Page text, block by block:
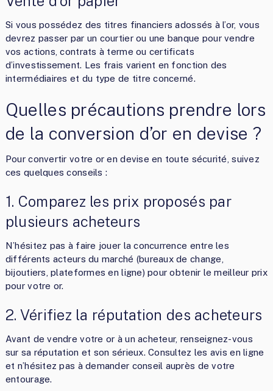
Si vous possédez des titres financiers adossés à l’or, vous
devrez passer par un courtier ou une banque pour vendre
vos actions, contrats à terme ou certificats
d’investissement. Les frais varient en fonction des
intermédiaires et du type de titre concerné.
Quelles précautions prendre lors
de la conversion d’or en devise ?
Pour convertir votre or en devise en toute sécurité, suivez
ces quelques conseils :
1. Comparez les prix proposés par
plusieurs acheteurs
N’hésitez pas à faire jouer la concurrence entre les
différents acteurs du marché (bureaux de change,
bijoutiers, plateformes en ligne) pour obtenir le meilleur prix
pour votre or.
2. Vérifiez la réputation des acheteurs
Avant de vendre votre or à un acheteur, renseignez-vous
sur sa réputation et son sérieux. Consultez les avis en ligne
et n’hésitez pas à demander conseil auprès de votre
entourage.